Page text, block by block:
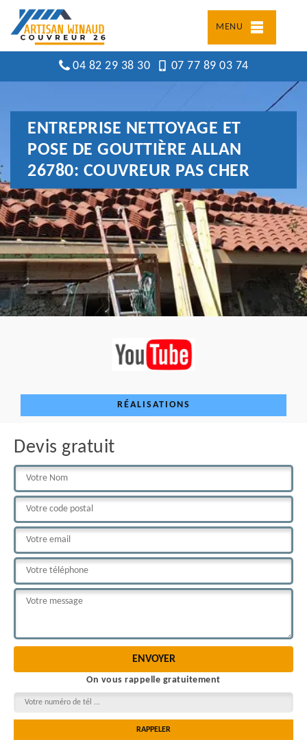
MENU
04 82 29 38 30 07 77 89 03 74
ENTREPRISE NETTOYAGE ET
POSE DE GOUTTIÈRE ALLAN
26780: COUVREUR PAS CHER
RÉALISATIONS
Devis gratuit
On vous rappelle gratuitement